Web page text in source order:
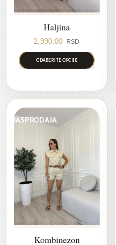
Haljina
2,990.00 RSD
ODABERITE OPCIJE
RASPRODAJA
Kombinezon